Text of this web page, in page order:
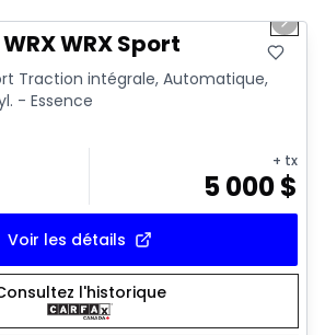
Next
WRX Sport
Traction intégrale, Automatique,
- Essence
+ tx
5 000$
Voir les détails
l'historique